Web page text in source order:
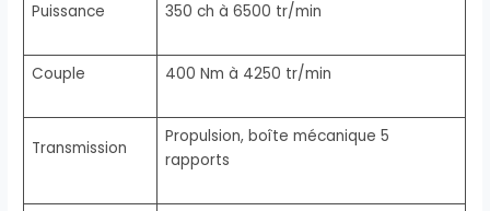
Puissance 350 ch à 6500 tr/min
Couple 400 Nm à 4250 tr/min
Transmission
Propulsion, boîte mécanique 5
rapports